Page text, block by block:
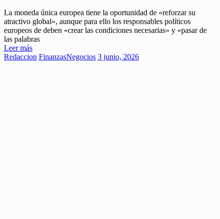
La moneda única europea tiene la oportunidad de «reforzar su
atractivo global», aunque para ello los responsables políticos
europeos de deben «crear las condiciones necesarias» y «pasar de
las palabras
Leer más
Redaccion FinanzasNegocios 3 junio, 2026